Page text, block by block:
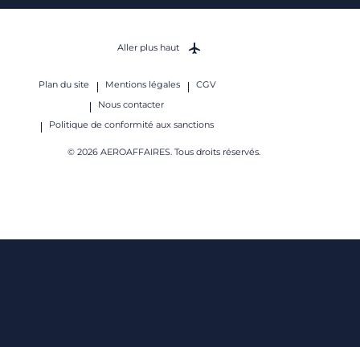
Plan du site Mentions légales
CGV
Nous contacter
Politique de conformité aux sanctions
© 2026 AEROAFFAIRES. Tous droits réservés.
Aller plus haut